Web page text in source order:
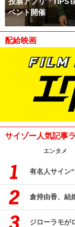
ベント開催
配給映画
サイゾー人気記事
エンタメ
有名人サイン
倉持由香、結
ジローラモが